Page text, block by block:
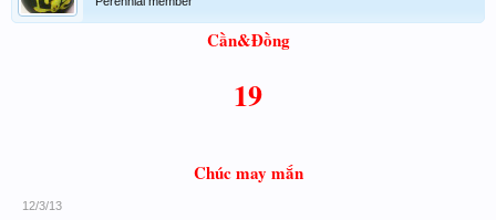
Cần&Đồng
19
Chúc may mắn
12/3/13